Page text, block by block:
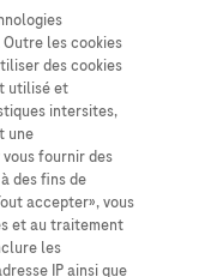
les cookies
des cookies
utilisé et
intersites,
une
fournir des
des fins de
accepter», vous
et au traitement
les
IP ainsi que